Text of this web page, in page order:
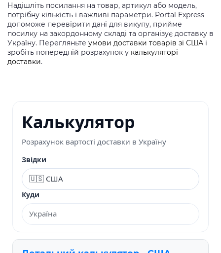
Надішліть посилання на товар, артикул або модель,
потрібну кількість і важливі параметри. Portal Express
допоможе перевірити дані для викупу, прийме
посилку на закордонному складі та організує доставку в
Україну. Перегляньте умови доставки товарів зі США і
зробіть попередній розрахунок у калькуляторі
доставки.
Калькулятор
Розрахунок вартості доставки в Україну
Звідки
Куди